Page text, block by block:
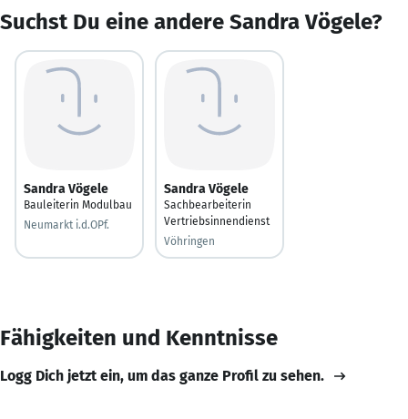
Suchst Du eine andere Sandra Vögele?
Sandra Vögele
Bauleiterin Modulbau
Neumarkt i.d.OPf.
Sandra Vögele
Sachbearbeiterin
Vertriebsinnendienst
Vöhringen
Fähigkeiten und Kenntnisse
Logg Dich jetzt ein, um das ganze Profil zu sehen.